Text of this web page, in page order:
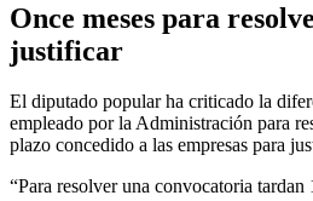
Once meses para
justificar
El diputado popular ha criticado la
empleado por la Administración para
plazo concedido a las empresas para
“Para resolver una convocatoria tardan